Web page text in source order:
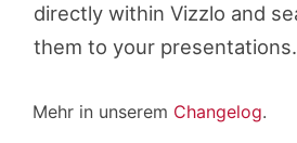
directly within Vizzlo and
them to your presentations.
Mehr in unserem Changelog.